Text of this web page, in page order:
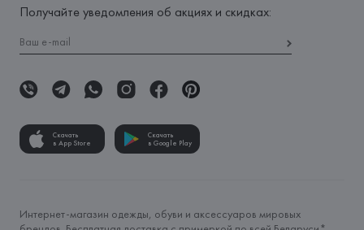
Получайте уведомления об акциях и скидках:
Скачать
в App Store
Скачать
в Google Play
Интернет-магазин одежды, обуви и аксессуаров мировых